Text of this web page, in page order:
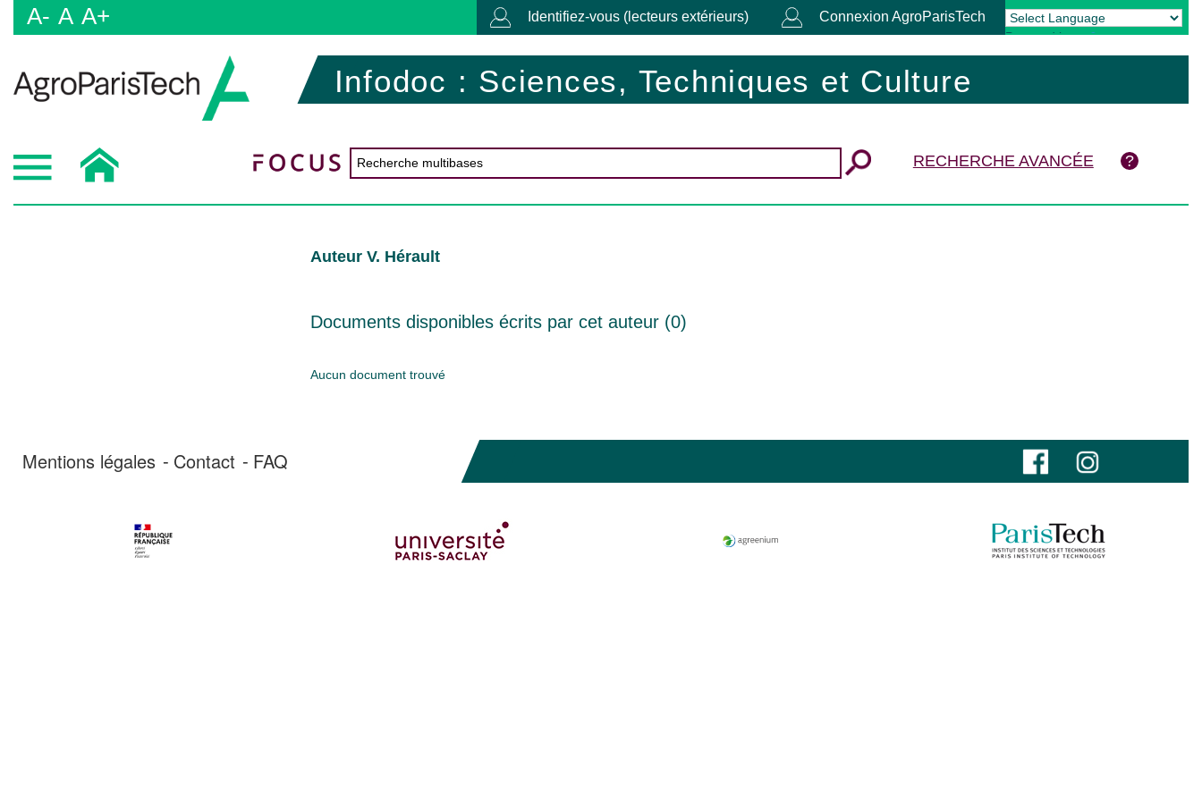
A- A A+ Identifiez-vous (lecteurs extérieurs) Connexion AgroParisTech
Powered by Translate
Infodoc : Sciences, Techniques et Culture
RECHERCHE AVANCÉE
Auteur V. Hérault
Documents disponibles écrits par cet auteur (0)
Aucun document trouvé
Mentions légales Contact FAQ